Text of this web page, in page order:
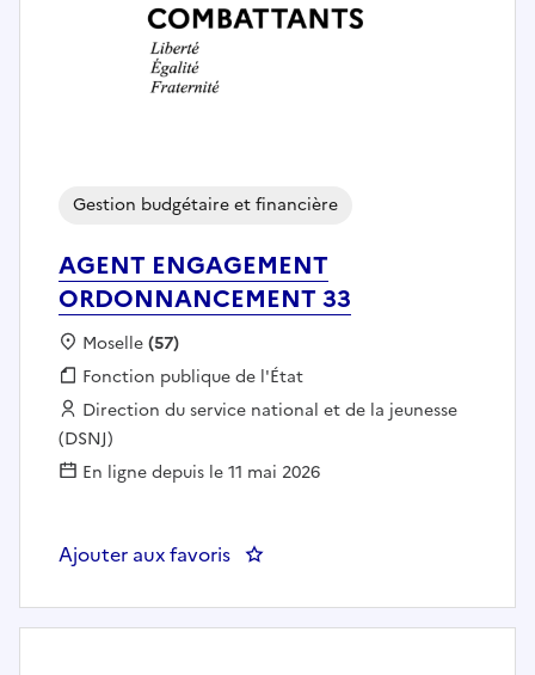
AGENT ENGAGEMENT
ORDONNANCEMENT 33
Gestion budgétaire et financière
Localisation :
Moselle(57)
Fonction publique :
Fonction publique de l'État
Employeur :
Direction du service national et de la jeunesse
(DSNJ)
En ligne depuis le 11 mai 2026
Ajouter aux favoris : AGENT ENGAGEMENT